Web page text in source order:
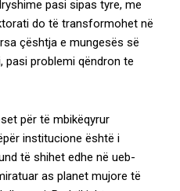
pasi sipas tyre, me
do të transformohet në
çështja e mungesës së
pasi problemi qëndron te
për të mbikëqyrur
institucione është i
të shihet edhe në ueb-
as planet mujore të